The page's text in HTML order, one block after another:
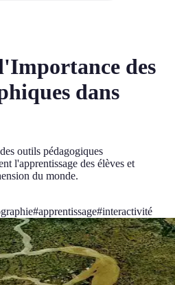
des
dans
outils pédagogiques
l'apprentissage des élèves et
du monde.
#apprentissage#interactivité